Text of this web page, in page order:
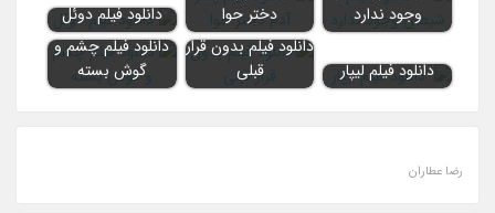
وجود ندارد
دختر حوا
دانلود فیلم دوئل
دانلود فیلم لیپار
دانلود فیلم بدون قرار
قبلی
دانلود فیلم چشم و
گوش بسته
رضا عطاران